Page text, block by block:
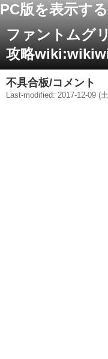
PC版を表示する
ファントムグ
攻略
不具合板/コメント
Last-modified: 2017-12-09 (